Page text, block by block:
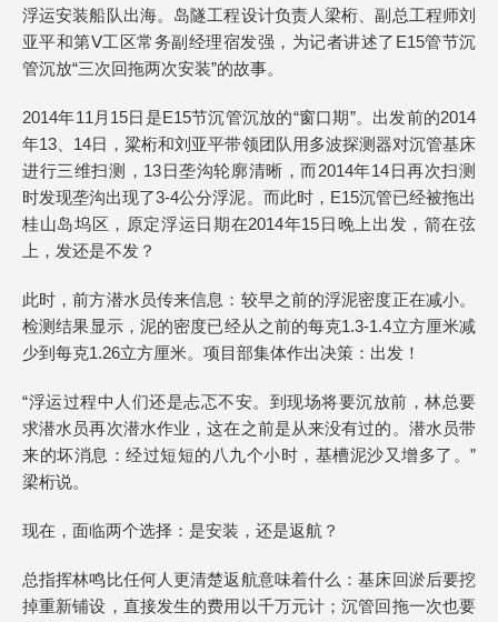
浮运安装船队出海。岛隧工程设计负责人梁桁、副总工程师刘
亚平和第Ⅴ工区常务副经理宿发强，为记者讲述了E15管节沉
管沉放“三次回拖两次安装”的故事。
2014年11月15日是E15节沉管沉放的“窗口期”。出发前的2014
年13、14日，粱桁和刘亚平带领团队用多波探测器对沉管基床
进行三维扫测，13日垄沟轮廓清晰，而2014年14日再次扫测
时发现垄沟出现了3-4公分浮泥。而此时，E15沉管已经被拖出
桂山岛坞区，原定浮运日期在2014年15日晚上出发，箭在弦
上，发还是不发？
此时，前方潜水员传来信息：较早之前的浮泥密度正在减小。
检测结果显示，泥的密度已经从之前的每克1.3-1.4立方厘米减
少到每克1.26立方厘米。项目部集体作出决策：出发！
“浮运过程中人们还是忐忑不安。到现场将要沉放前，林总要
求潜水员再次潜水作业，这在之前是从来没有过的。潜水员带
来的坏消息：经过短短的八九个小时，基槽泥沙又增多了。”
梁桁说。
现在，面临两个选择：是安装，还是返航？
总指挥林鸣比任何人更清楚返航意味着什么：基床回淤后要挖
掉重新铺设，直接发生的费用以千万元计；沉管回拖一次也要